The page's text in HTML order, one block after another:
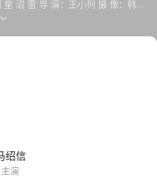
沼 雷 导 演：王小列 摄 像：韩
玉璋 马绍信 魏金虎 陈渝生 杨立山
诱击阿部规秀旅团，阿部旅团连续
绍信
主演